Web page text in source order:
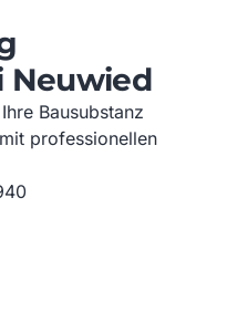
Neuwied
Bausubstanz
professionellen